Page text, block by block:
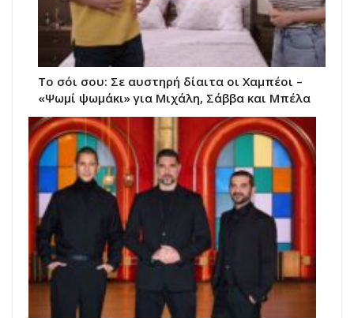
Το σόι σου: Σε αυστηρή δίαιτα οι Χαμπέοι –
«Ψωμί ψωμάκι» για Μιχάλη, Σάββα και Μπέλα